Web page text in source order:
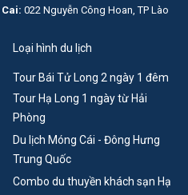
022 Nguyễn Công Hoan, TP Lào
Loại hình du lịch
Tour Bái Tử Long 2 ngày 1 đêm
Tour Hạ Long 1 ngày từ Hải
Phòng
Du lịch Móng Cái - Đông Hưng
Trung Quốc
Combo du thuyền khách sạn Hạ